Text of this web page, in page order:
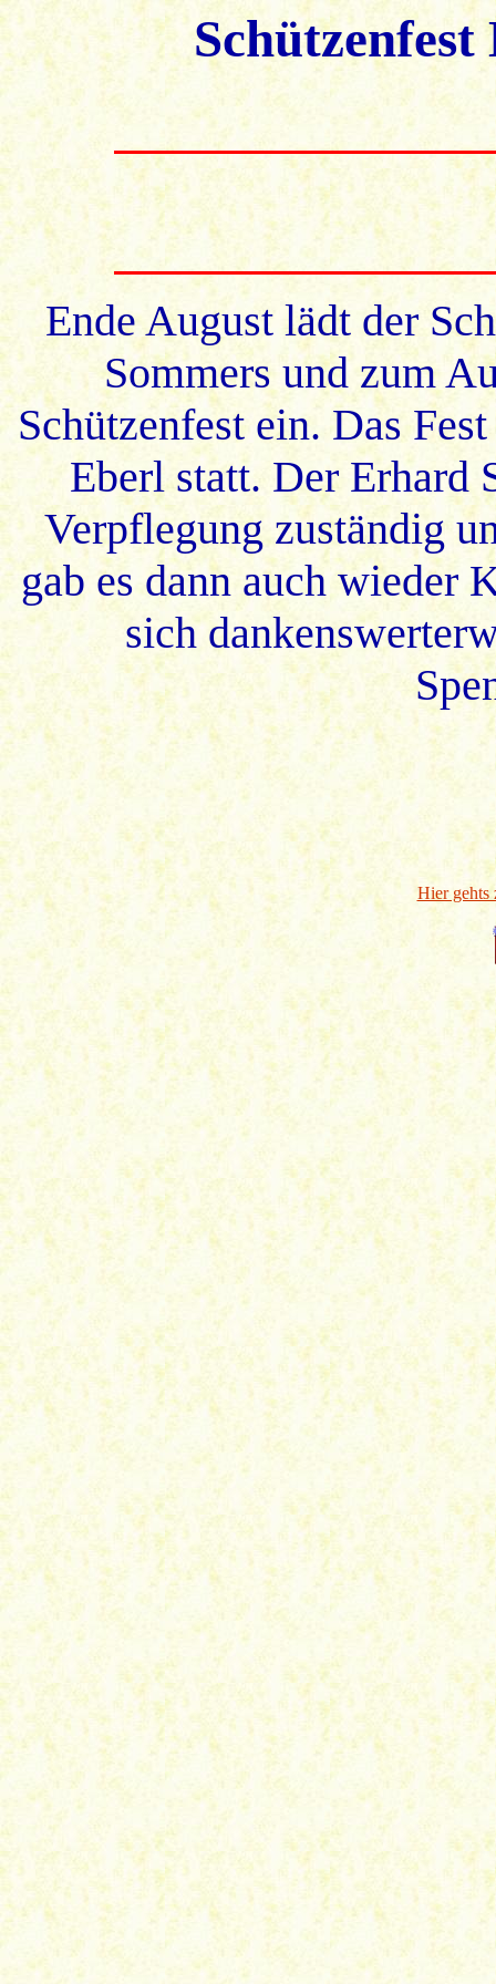
Schützenfest
Ende August lädt der
Sommers und zum
Schützenfest ein. Das
Eberl statt. Der Erhard
Verpflegung zuständig
gab es dann auch wieder
sich
Hier gehts